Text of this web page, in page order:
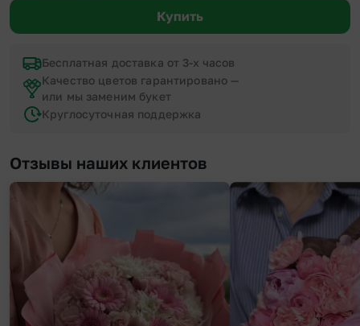
Купить
Бесплатная доставка от 3-х часов
Качество цветов гарантировано —
или мы заменим букет
Круглосуточная поддержка
Отзывы наших клиентов